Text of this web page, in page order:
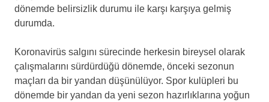
dönemde belirsizlik durumu ile karşı karşıya gelmiş
durumda.
Koronavirüs salgını sürecinde herkesin bireysel olarak
çalışmalarını sürdürdüğü dönemde, önceki sezonun
maçları da bir yandan düşünülüyor. Spor kulüpleri bu
dönemde bir yandan da yeni sezon hazırlıklarına yoğun